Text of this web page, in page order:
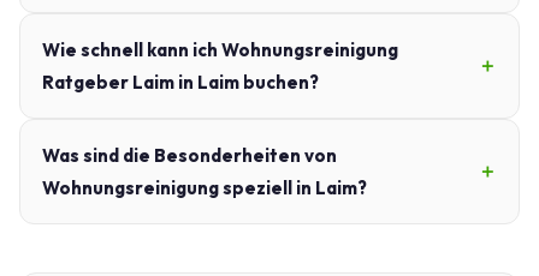
Wie schnell kann ich Wohnungsreinigung
Ratgeber Laim in Laim buchen?
Was sind die Besonderheiten von
Wohnungsreinigung speziell in Laim?